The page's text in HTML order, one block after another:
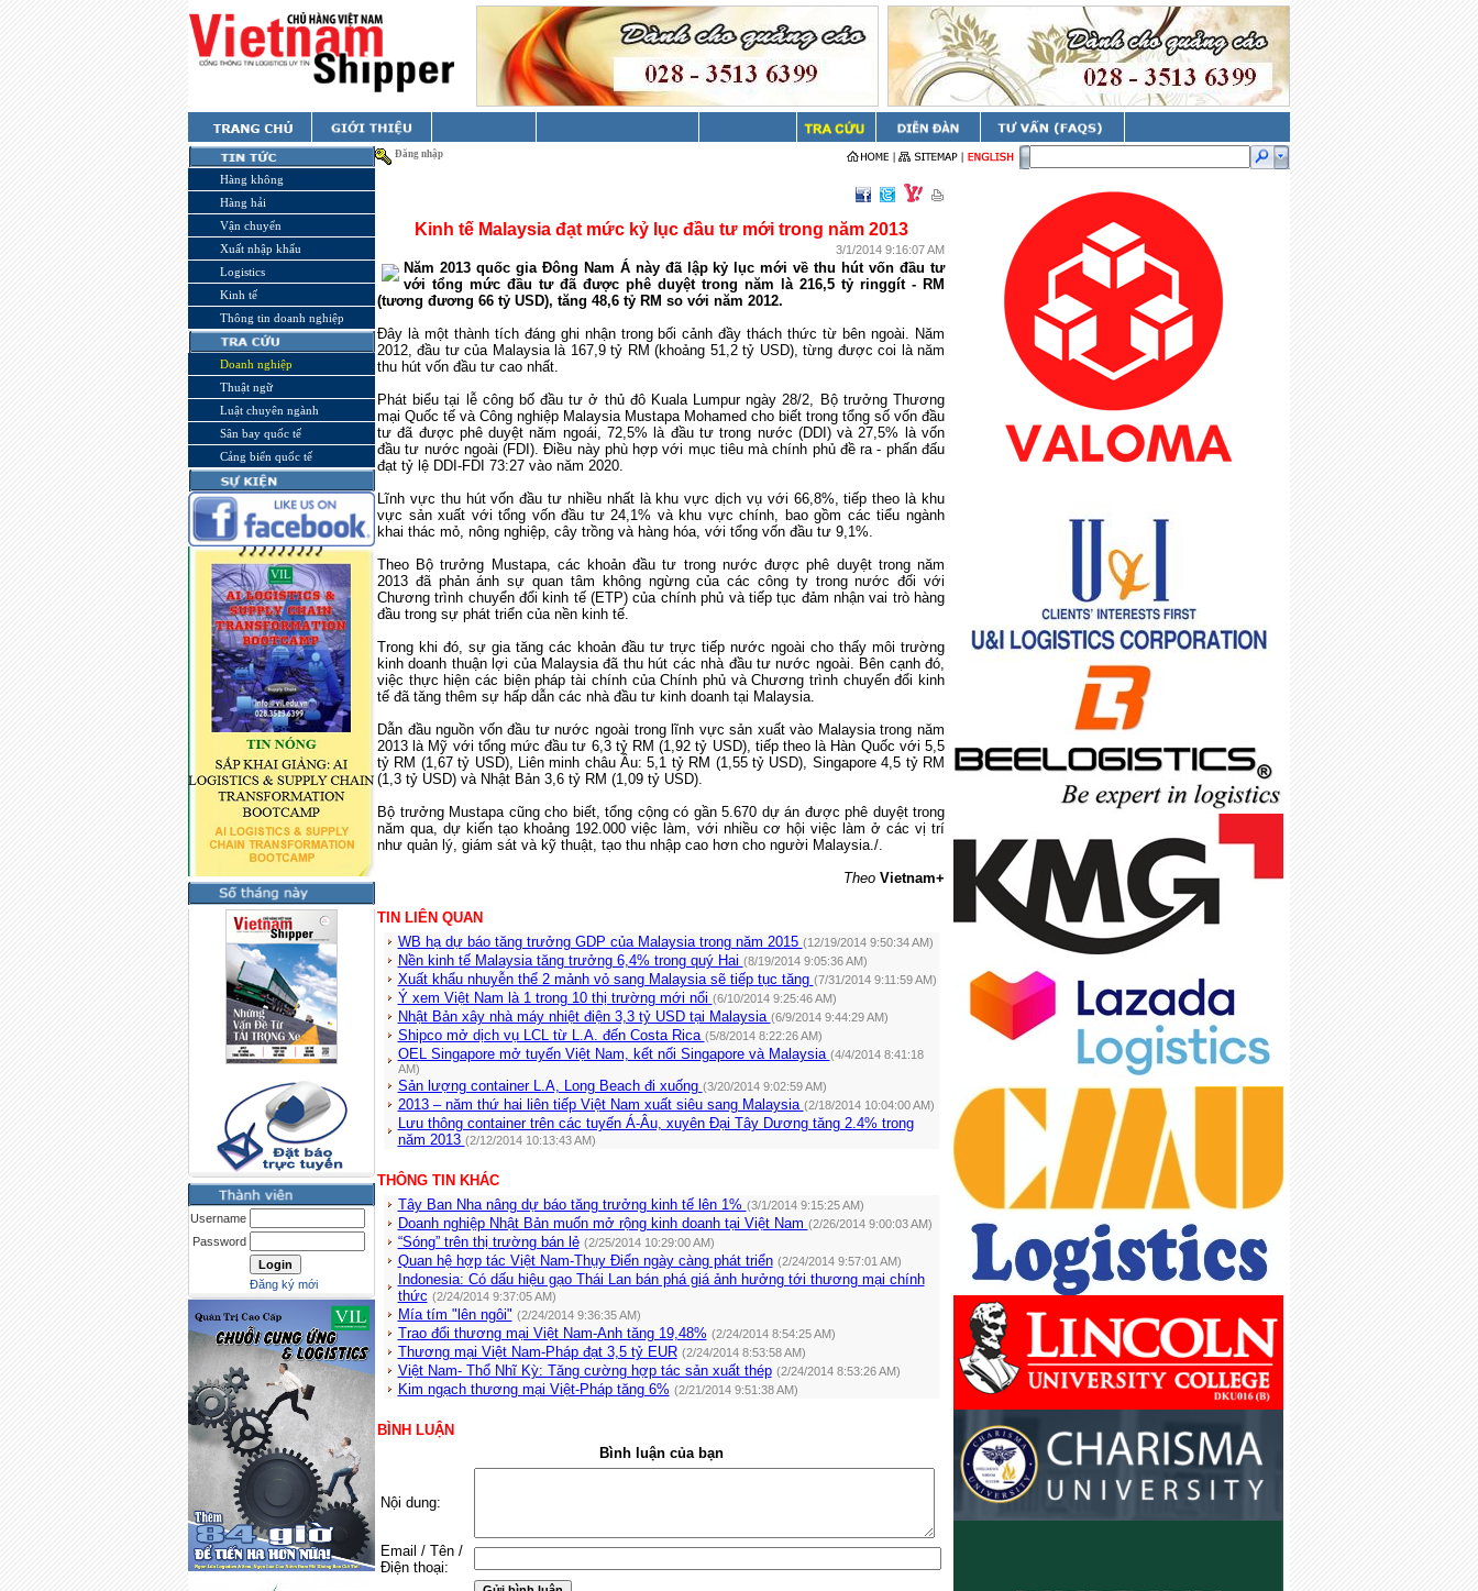
Hàng không
Hàng hải
Vận chuyển
Xuất nhập khẩu
Logistics
Kinh tế
Thông tin doanh nghiệp
Doanh nghiệp
Thuật ngữ
Luật chuyên ngành
Sân bay quốc tế
Cảng biển quốc tế
Username
Password
Đăng ký mới
Đăng nhập
Kinh tế Malaysia đạt mức kỷ lục đầu tư mới trong năm 2013
3/1/2014 9:16:07 AM
Năm 2013 quốc gia Đông Nam Á này đã lập kỷ lục mới về thu hút vốn đầu tư
với tổng mức đầu tư đã được phê duyệt trong năm là 216,5 tỷ ringgít - RM
(tương đương 66 tỷ USD), tăng 48,6 tỷ RM so với năm 2012.
Đây là một thành tích đáng ghi nhận trong bối cảnh đầy thách thức từ bên ngoài. Năm
2012, đầu tư của Malaysialà 167,9 tỷ RM (khoảng 51,2 tỷ USD), từng được coi là năm
thu hút vốn đầu tư cao nhất.
Phát biểu tại lễ công bố đầu tư ở thủ đô Kuala Lumpur ngày 28/2, Bộ trưởng Thương
mại Quốc tế và Công nghiệp Malaysia Mustapa Mohamed cho biết trong tổng số vốn đầu
tư đã được phê duyệt năm ngoái, 72,5% là đầu tư trong nước (DDI) và 27,5% là vốn
đầu tư nước ngoài (FDI). Điều này phù hợp với mục tiêu mà chính phủ đề ra - phấn đấu
đạt tỷ lệ DDI-FDI 73:27 vào năm 2020.
Lĩnh vực thu hút vốn đầu tư nhiều nhất là khu vực dịch vụ với 66,8%, tiếp theo là khu
vực sản xuất với tổng vốn đầu tư 24,1% và khu vực chính, bao gồm các tiểu ngành
khai thác mỏ, nông nghiệp, cây trồng và hàng hóa, với tổng vốn đầu tư 9,1%.
Theo Bộ trưởng Mustapa, các khoản đầu tư trong nước được phê duyệt trong năm
2013 đã phản ánh sự quan tâm không ngừng của các công ty trong nước đối với
Chương trình chuyển đổi kinh tế (ETP) của chính phủ và tiếp tục đảm nhận vai trò hàng
đầu trong sự phát triển của nền kinh tế.
Trong khi đó, sự gia tăng các khoản đầu tư trực tiếp nước ngoài cho thấy môi trường
kinh doanh thuận lợi của Malaysiađã thu hút các nhà đầu tư nước ngoài. Bên cạnh đó,
việc thực hiện các biện pháp tài chính của Chính phủ và Chương trình chuyển đổi kinh
tế đã tăng thêm sự hấp dẫn các nhà đầu tư kinh doanh tại Malaysia.
Dẫn đầu nguồn vốn đầu tư nước ngoài trong lĩnh vực sản xuất vào Malaysia trong năm
2013 là Mỹ với tổng mức đầu tư 6,3 tỷ RM (1,92 tỷ USD), tiếp theo là Hàn Quốc với 5,5
tỷ RM (1,67 tỷ USD), Liên minh châu Âu: 5,1 tỷ RM (1,55 tỷ USD), Singapore 4,5 tỷ RM
(1,3 tỷ USD) và Nhật Bản 3,6 tỷ RM (1,09 tỷ USD).
Bộ trưởng Mustapa cũng cho biết, tổng cộng có gần 5.670 dự án được phê duyệt trong
năm qua, dự kiến tạo khoảng 192.000 việc làm, với nhiều cơ hội việc làm ở các vị trí
như quản lý, giám sát và kỹ thuật, tạo thu nhập cao hơn cho người Malaysia./.
Theo Vietnam+
TIN LIÊN QUAN
WB hạ dự báo tăng trưởng GDP của Malaysia trong năm 2015 (12/19/2014 9:50:34 AM)
Nền kinh tế Malaysia tăng trưởng 6,4% trong quý Hai (8/19/2014 9:05:36 AM)
Xuất khẩu nhuyễn thể 2 mảnh vỏ sang Malaysia sẽ tiếp tục tăng (7/31/2014 9:11:59 AM)
Ý xem Việt Nam là 1 trong 10 thị trường mới nổi (6/10/2014 9:25:46 AM)
Nhật Bản xây nhà máy nhiệt điện 3,3 tỷ USD tại Malaysia (6/9/2014 9:44:29 AM)
Shipco mở dịch vụ LCL từ L.A. đến Costa Rica (5/8/2014 8:22:26 AM)
OEL Singapore mở tuyến Việt Nam, kết nối Singapore và Malaysia (4/4/2014 8:41:18
AM)
Sản lượng container L.A, Long Beach đi xuống (3/20/2014 9:02:59 AM)
2013 – năm thứ hai liên tiếp Việt Nam xuất siêu sang Malaysia (2/18/2014 10:04:00 AM)
Lưu thông container trên các tuyến Á-Âu, xuyên Đại Tây Dương tăng 2.4% trong
năm 2013 (2/12/2014 10:13:43 AM)
THÔNG TIN KHÁC
Tây Ban Nha nâng dự báo tăng trưởng kinh tế lên 1% (3/1/2014 9:15:25 AM)
Doanh nghiệp Nhật Bản muốn mở rộng kinh doanh tại Việt Nam (2/26/2014 9:00:03 AM)
“Sóng” trên thị trường bán lẻ (2/25/2014 10:29:00 AM)
Quan hệ hợp tác Việt Nam-Thụy Điển ngày càng phát triển (2/24/2014 9:57:01 AM)
Indonesia: Có dấu hiệu gạo Thái Lan bán phá giá ảnh hưởng tới thương mại chính
thức (2/24/2014 9:37:05 AM)
Mía tím "lên ngôi" (2/24/2014 9:36:35 AM)
Trao đổi thương mại Việt Nam-Anh tăng 19,48% (2/24/2014 8:54:25 AM)
Thương mại Việt Nam-Pháp đạt 3,5 tỷ EUR (2/24/2014 8:53:58 AM)
Việt Nam- Thổ Nhĩ Kỳ: Tăng cường hợp tác sản xuất thép (2/24/2014 8:53:26 AM)
Kim ngạch thương mại Việt-Pháp tăng 6% (2/21/2014 9:51:38 AM)
BÌNH LUẬN
Bình luận của bạn
Nội dung:
Email / Tên /
Điện thoại: